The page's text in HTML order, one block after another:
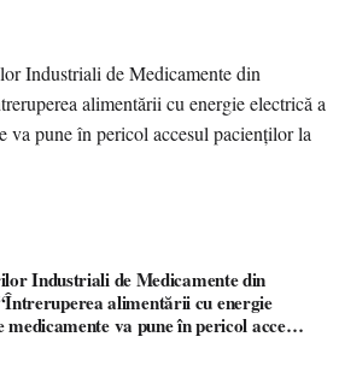
Industriali de Medicamente din
alimentării cu energie
va pune în pericol accesul